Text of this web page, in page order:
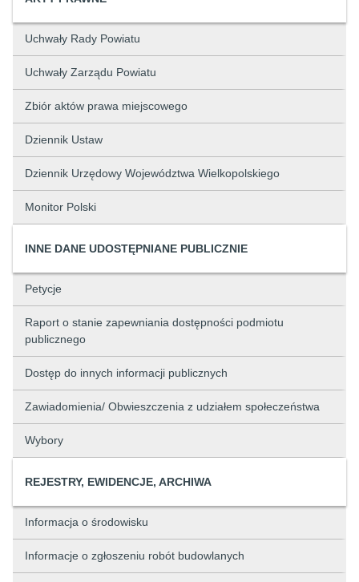
Uchwały Rady Powiatu
Uchwały Zarządu Powiatu
Zbiór aktów prawa miejscowego
Dziennik Ustaw
Dziennik Urzędowy Województwa Wielkopolskiego
Monitor Polski
INNE DANE UDOSTĘPNIANE PUBLICZNIE
Petycje
Raport o stanie zapewniania dostępności podmiotu
publicznego
Dostęp do innych informacji publicznych
Zawiadomienia/ Obwieszczenia z udziałem społeczeństwa
Wybory
REJESTRY, EWIDENCJE, ARCHIWA
Informacja o środowisku
Informacje o zgłoszeniu robót budowlanych